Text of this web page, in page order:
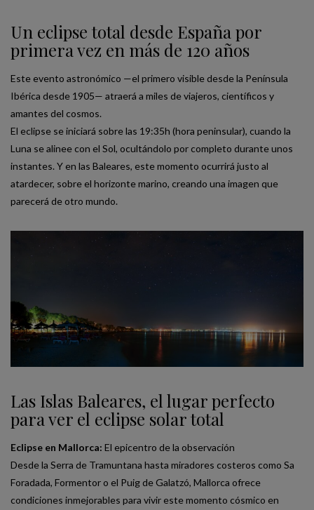
Un eclipse total desde España por
primera vez en más de 120 años
Este evento astronómico —el primero visible desde la Península
Ibérica desde 1905— atraerá a miles de viajeros, científicos y
amantes del cosmos.
El eclipse se iniciará sobre las 19:35h (hora peninsular), cuando la
Luna se alinee con el Sol, ocultándolo por completo durante unos
instantes. Y en las Baleares, este momento ocurrirá justo al
atardecer, sobre el horizonte marino, creando una imagen que
parecerá de otro mundo.
Las Islas Baleares, el lugar perfecto
para ver el eclipse solar total
Eclipse en Mallorca: El epicentro de la observación
Desde la Serra de Tramuntana hasta miradores costeros como Sa
Foradada, Formentor o el Puig de Galatzó, Mallorca ofrece
condiciones inmejorables para vivir este momento cósmico en